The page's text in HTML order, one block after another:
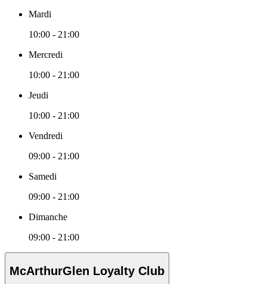
Mardi
10:00 - 21:00
Mercredi
10:00 - 21:00
Jeudi
10:00 - 21:00
Vendredi
09:00 - 21:00
Samedi
09:00 - 21:00
Dimanche
09:00 - 21:00
McArthurGlen Loyalty Club